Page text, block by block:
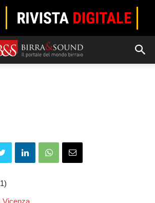
1
Vicenza